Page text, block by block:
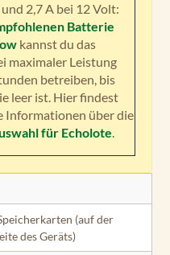
2,7 A bei 12 Volt:
Batterie
kannst du das
maximaler Leistung
betreiben, bis
leer ist. Hier findest
Informationen über die
für Echolote.
(auf der
des Geräts)